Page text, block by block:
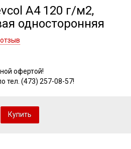
A4 120 г/м2,
односторонняя
офертой!
тел. (473) 257-08-57!